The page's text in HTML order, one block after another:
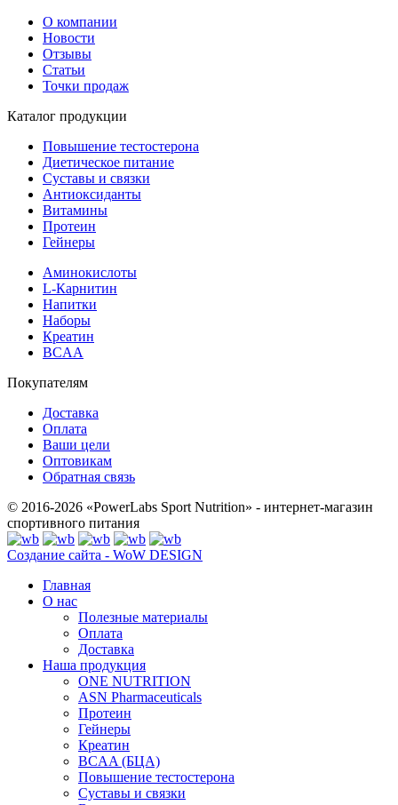
О компании
Новости
Отзывы
Статьи
Точки продаж
Каталог продукции
Повышение тестостерона
Диетическое питание
Суставы и связки
Антиоксиданты
Витамины
Протеин
Гейнеры
Аминокислоты
L-Карнитин
Напитки
Наборы
Креатин
BCAA
Покупателям
Доставка
Оплата
Ваши цели
Оптовикам
Обратная связь
© 2016-2026 «PowerLabs Sport Nutrition» - интернет-магазин
спортивного питания
Создание сайта - WoW DESIGN
Главная
О нас
Полезные материалы
Оплата
Доставка
Наша продукция
ONE NUTRITION
ASN Pharmaceuticals
Протеин
Гейнеры
Креатин
BCAA (БЦА)
Повышение тестостерона
Суставы и связки